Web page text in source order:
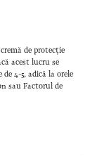
de protecție
acest lucru se
4-5, adică la orele
sau Factorul de